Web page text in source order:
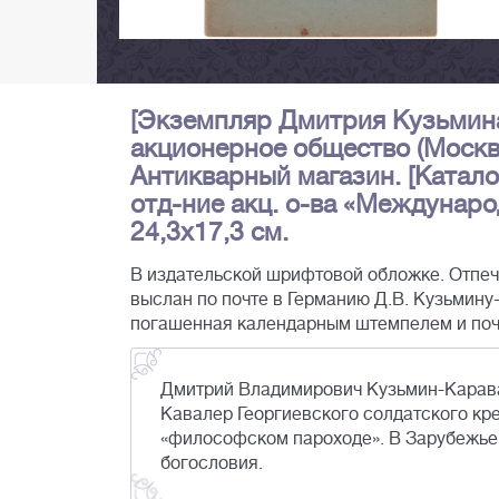
[Экземпляр Дмитрия
акционерное общество
Антикварный магазин.
отд-ние акц. о-ва
24,3х17,3 см.
В издательской шрифтовой обложке.
выслан по почте в Германию Д.В.
погашенная календарным штемпелем и
Дмитрий Владимирович Кузьмин-
Кавалер Георгиевского солдатского
«философском пароходе». В
богословия.